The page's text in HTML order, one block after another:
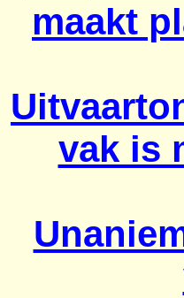
maakt
vak is